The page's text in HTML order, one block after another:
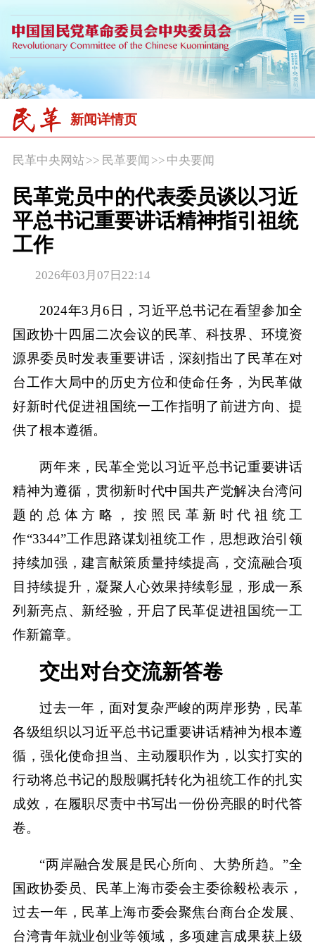
新闻详情页
民革中央网站>> 民革要闻 >> 中央要闻
民革党员中的代表委员谈以习近
平总书记重要讲话精神指引祖统
工作
2026年03月07日22:14
2024年3月6日，习近平总书记在看望参加全
国政协十四届二次会议的民革、科技界、环境资
源界委员时发表重要讲话，深刻指出了民革在对
台工作大局中的历史方位和使命任务，为民革做
好新时代促进祖国统一工作指明了前进方向、提
供了根本遵循。
两年来，民革全党以习近平总书记重要讲话
精神为遵循，贯彻新时代中国共产党解决台湾问
题的总体方略，按照民革新时代祖统工
作“3344”工作思路谋划祖统工作，思想政治引领
持续加强，建言献策质量持续提高，交流融合项
目持续提升，凝聚人心效果持续彰显，形成一系
列新亮点、新经验，开启了民革促进祖国统一工
作新篇章。
交出对台交流新答卷
过去一年，面对复杂严峻的两岸形势，民革
各级组织以习近平总书记重要讲话精神为根本遵
循，强化使命担当、主动履职作为，以实打实的
行动将总书记的殷殷嘱托转化为祖统工作的扎实
成效，在履职尽责中书写出一份份亮眼的时代答
卷。
“两岸融合发展是民心所向、大势所趋。”全
国政协委员、民革上海市委会主委徐毅松表示，
过去一年，民革上海市委会聚焦台商台企发展、
台湾青年就业创业等领域，多项建言成果获上级